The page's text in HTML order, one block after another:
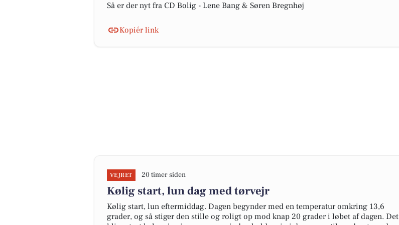
Så er der nyt fra CD Bolig - Lene Bang & Søren Bregnhøj
Kopiér link
VEJRET 20 timer siden
Kølig start, lun dag med tørvejr
Kølig start, lun eftermiddag. Dagen begynder med en temperatur omkring 13,6
grader, og så stiger den stille og roligt op mod knap 20 grader i løbet af dagen. Det